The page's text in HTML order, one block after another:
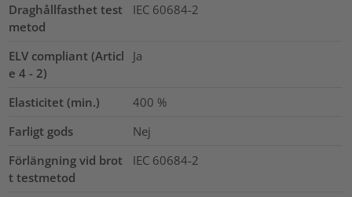
Draghållfasthet test
metod
IEC 60684-2
ELV compliant (Articl
e 4 - 2)
Ja
Elasticitet (min.) 400 %
Farligt gods
Nej
Förlängning vid brot
t testmetod
IEC 60684-2